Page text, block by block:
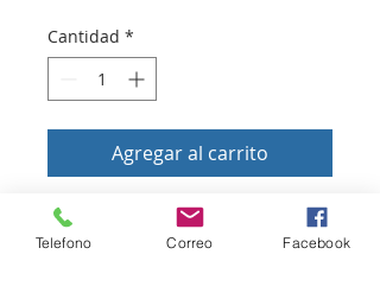
Cantidad *
Agregar al carrito
Volver a tienda
Telefono Correo Facebook